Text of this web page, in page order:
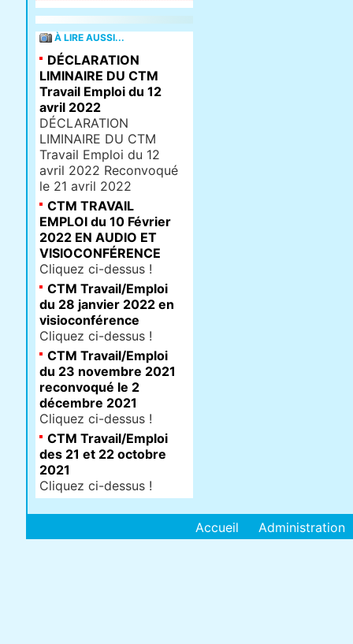
À LIRE AUSSI...
DÉCLARATION
LIMINAIRE DU CTM
Travail Emploi du 12
avril 2022
DÉCLARATION
LIMINAIRE DU CTM
Travail Emploi du 12
avril 2022 Reconvoqué
le 21 avril 2022
CTM TRAVAIL
EMPLOI du 10 Février
2022 EN AUDIO ET
VISIOCONFÉRENCE
Cliquez ci-dessus !
CTM Travail/Emploi
du 28 janvier 2022 en
visioconférence
Cliquez ci-dessus !
CTM Travail/Emploi
du 23 novembre 2021
reconvoqué le 2
décembre 2021
Cliquez ci-dessus !
CTM Travail/Emploi
des 21 et 22 octobre
2021
Cliquez ci-dessus !
Accueil Administration